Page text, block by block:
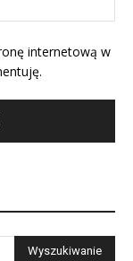
internetową w